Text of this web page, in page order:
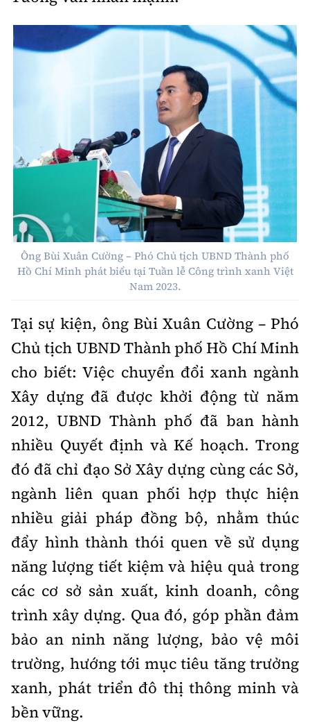
Ông Bùi Xuân Cường – Phó Chủ tịch UBND Thành phố
Hồ Chí Minh phát biểu tại Tuần lễ Công trình xanh Việt
Nam 2023.
Tại sự kiện, ông Bùi Xuân Cường – Phó
Chủ tịch UBND Thành phố Hồ Chí Minh
cho biết: Việc chuyển đổi xanh ngành
Xây dựng đã được khởi động từ năm
2012, UBND Thành phố đã ban hành
nhiều Quyết định và Kế hoạch. Trong
đó đã chỉ đạo Sở Xây dựng cùng các Sở,
ngành liên quan phối hợp thực hiện
nhiều giải pháp đồng bộ, nhằm thúc
đẩy hình thành thói quen về sử dụng
năng lượng tiết kiệm và hiệu quả trong
các cơ sở sản xuất, kinh doanh, công
trình xây dựng. Qua đó, góp phần đảm
bảo an ninh năng lượng, bảo vệ môi
trường, hướng tới mục tiêu tăng trưởng
xanh, phát triển đô thị thông minh và
bền vững.